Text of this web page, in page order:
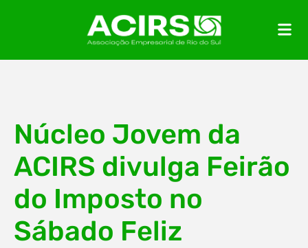
Núcleo Jovem da
ACIRS divulga Feirão
do Imposto no
Sábado Feliz